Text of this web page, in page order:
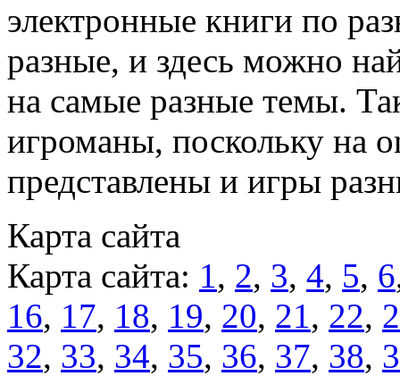
электронные книги по
разные, и здесь можно
на самые разные темы.
игроманы, поскольку на
представлены и игры
Карта сайта
Карта сайта: 1, 2, 3, 4, 5, 6
16, 17, 18, 19, 20, 21, 22,
32, 33, 34, 35, 36, 37, 38,